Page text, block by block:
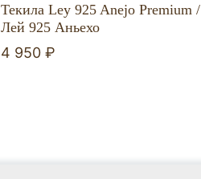
Текила Ley 925 Anejo Premium /
Лей 925 Аньехо
4 950 ₽